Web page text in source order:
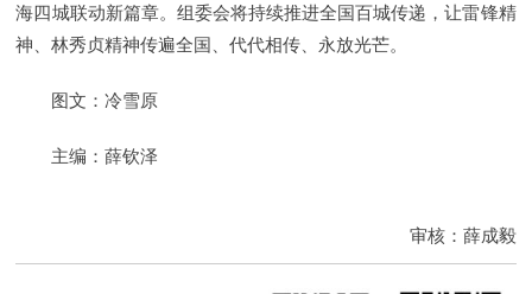
海四城联动新篇章。组委会将持续推进全国百城传递，让雷锋精
神、林秀贞精神传遍全国、代代相传、永放光芒。
图文：冷雪原
主编：薛钦泽
审核：薛成毅